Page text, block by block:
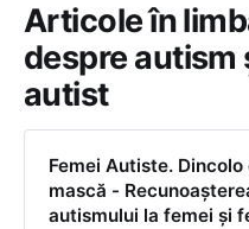
Articole în
despre autism
autist
Femei Autiste. Dincolo
mască -
autismului la femei și